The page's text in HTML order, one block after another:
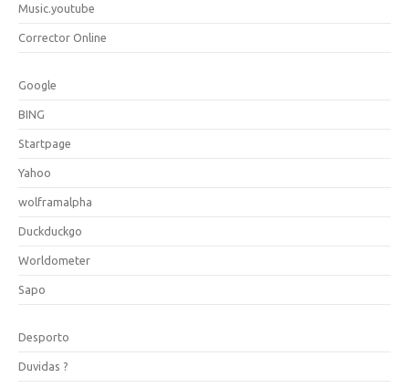
Music.youtube
Corrector Online
Google
BING
Startpage
Yahoo
wolframalpha
Duckduckgo
Worldometer
Sapo
Desporto
Duvidas ?